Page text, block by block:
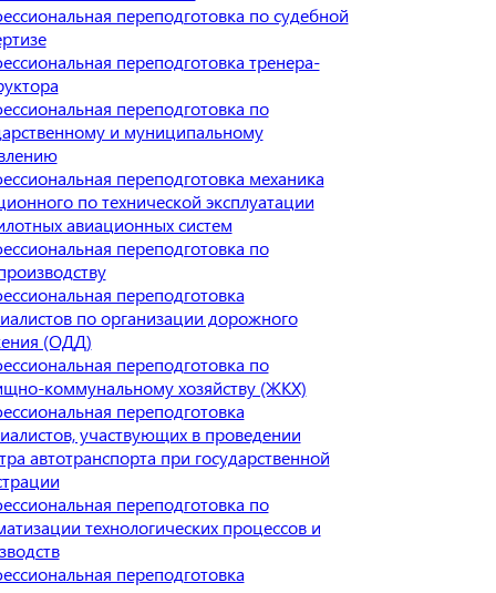
переподготовка по судебной
переподготовка тренера-
переподготовка по
и муниципальному
переподготовка механика
по технической эксплуатации
авиационных систем
переподготовка по
переподготовка
по организации дорожного
(ОДД)
переподготовка по
коммунальному хозяйству (ЖКХ)
переподготовка
участвующих в проведении
автотранспорта при государственной
переподготовка по
технологических процессов и
переподготовка